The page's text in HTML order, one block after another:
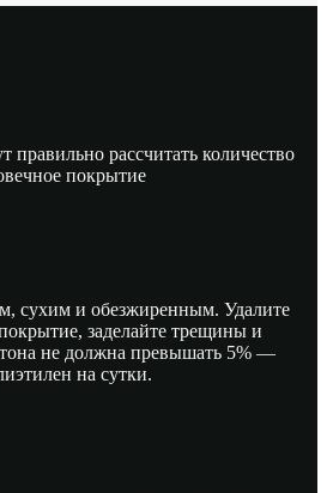
правильно рассчитать количество
покрытие
сухим и обезжиренным. Удалите
заделайте трещины и
не должна превышать 5% —
на сутки.